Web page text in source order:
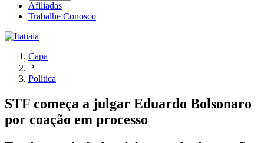
Afiliadas
Trabalhe Conosco
Capa
Política
STF começa a julgar Eduardo Bolsonaro
por coação em processo